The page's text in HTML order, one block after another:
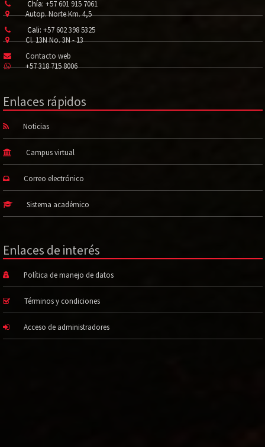
Chía: +57 601 915 7061
Autop. Norte Km. 4,5
Cali: +57 602 398 5325
Cl. 13N No. 3N - 13
Contacto web
+57 318 715 8006
Enlaces rápidos
Noticias
Campus virtual
Correo electrónico
Sistema académico
Enlaces de interés
Política de manejo de datos
Términos y condiciones
Acceso de administradores